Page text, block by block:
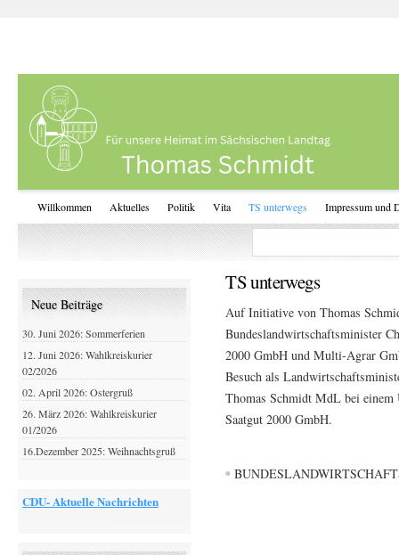
Willkommen Aktuelles Politik Vita TS unterwegs Impressum und
TS unterwegs
Auf Initiative von Thomas
Bundeslandwirtschaftsminister
2000 GmbH und Multi-Agrar
Besuch als
Thomas Schmidt MdL bei einem
Saatgut 2000 GmbH.
Neue Beiträge
30. Juni 2026: Sommerferien
12. Juni 2026: Wahlkreiskurier
02/2026
02. April 2026: Ostergruß
26. März 2026: Wahlkreiskurier
01/2026
16.Dezember 2025: Weihnachtsgruß
CDU- Aktuelle Nachrichten